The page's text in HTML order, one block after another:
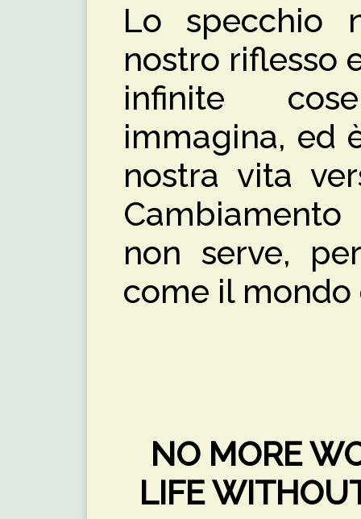
Lo specchio
nostro riflesso
infinite
immagina, ed
nostra vita
non serve,
come il
NO MORE
LIFE